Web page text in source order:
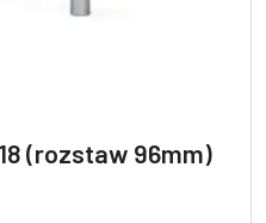
(rozstaw 96mm)